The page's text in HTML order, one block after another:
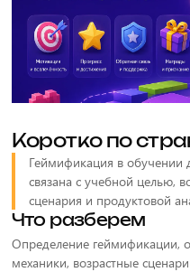
Коротко по
Геймификация в обучении
связана с учебной целью,
сценария и продуктовой
Что разберем
Определение геймификации,
механики, возрастные